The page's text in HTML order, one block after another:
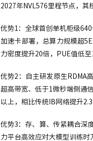
2027年NVL576里程节点，其
优势1：全球首创单机柜级
加速卡部署，总算力规模超
力密度提升20倍，PUE值低至
优势2：自主研发原生RDMA
超高带宽、低于1微秒端侧通
以上，相比传统IB网络提升
优势3：存、算、传紧耦合深
力平台高效应对大模型训练